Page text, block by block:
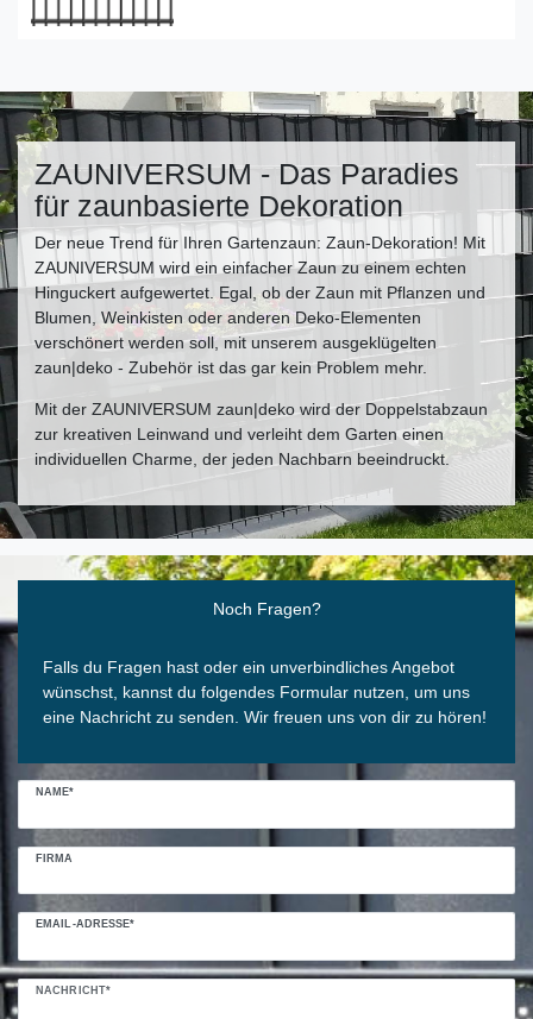
ZAUNIVERSUM - Das Paradies
für zaunbasierte Dekoration
Der neue Trend für Ihren Gartenzaun: Zaun-Dekoration! Mit
ZAUNIVERSUM wird ein einfacher Zaun zu einem echten
Hinguckert aufgewertet. Egal, ob der Zaun mit Pflanzen und
Blumen, Weinkisten oder anderen Deko-Elementen
verschönert werden soll, mit unserem ausgeklügelten
zaun|deko - Zubehör ist das gar kein Problem mehr.
Mit der ZAUNIVERSUM zaun|deko wird der Doppelstabzaun
zur kreativen Leinwand und verleiht dem Garten einen
individuellen Charme, der jeden Nachbarn beeindruckt.
Noch Fragen?
Falls du Fragen hast oder ein unverbindliches Angebot
wünschst, kannst du folgendes Formular nutzen, um uns
eine Nachricht zu senden. Wir freuen uns von dir zu hören!
NAME*
FIRMA
EMAIL-ADRESSE*
NACHRICHT*
Ceres::Template.mailFormHoneypotLabel